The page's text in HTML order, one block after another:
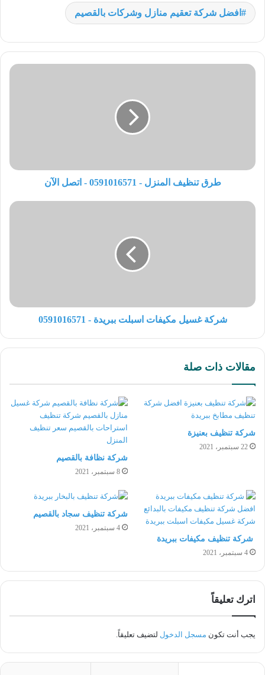
افضل شركة تعقيم منازل وشركات بالقصيم
طرق تنظيف المنزل - 0591016571 - اتصل الآن
شركة غسيل مكيفات اسبلت ببريدة - 0591016571
مقالات ذات صلة
شركة تنظيف بعنيزة
22 سبتمبر، 2021
شركة نظافة بالقصيم
8 سبتمبر، 2021
شركة تنظيف مكيفات ببريدة
4 سبتمبر، 2021
شركة تنظيف سجاد بالقصيم
4 سبتمبر، 2021
اترك تعليقاً
يجب أنت تكون مسجل الدخول لتضيف تعليقاً.